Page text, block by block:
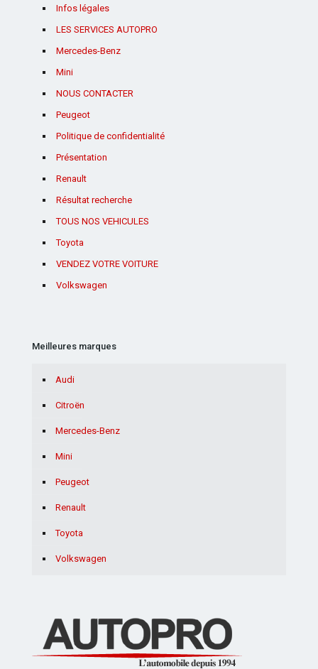
Infos légales
LES SERVICES AUTOPRO
Mercedes-Benz
Mini
NOUS CONTACTER
Peugeot
Politique de confidentialité
Présentation
Renault
Résultat recherche
TOUS NOS VEHICULES
Toyota
VENDEZ VOTRE VOITURE
Volkswagen
Meilleures marques
Audi
Citroën
Mercedes-Benz
Mini
Peugeot
Renault
Toyota
Volkswagen